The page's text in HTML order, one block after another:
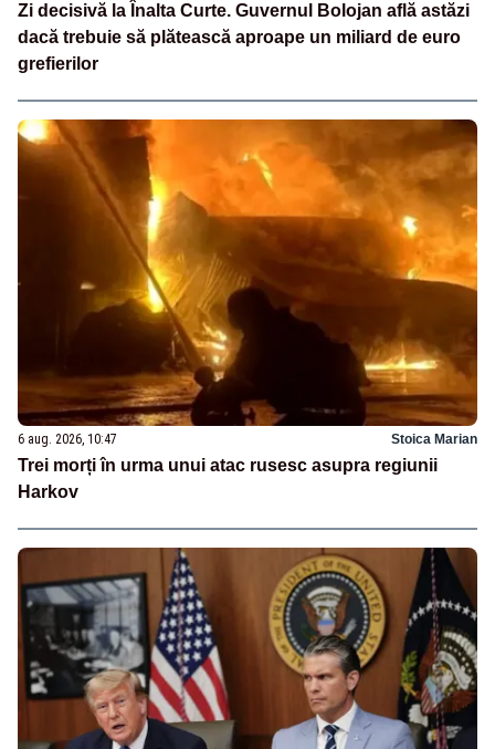
Zi decisivă la Înalta Curte. Guvernul Bolojan află astăzi
dacă trebuie să plătească aproape un miliard de euro
grefierilor
6 aug. 2026, 10:47 Stoica Marian
Trei morți în urma unui atac rusesc asupra regiunii
Harkov